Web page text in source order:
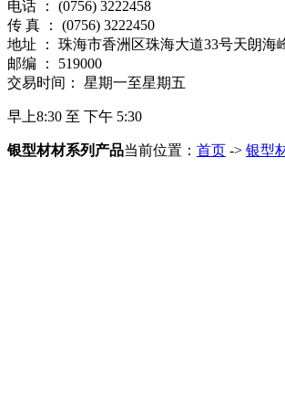
电话 ： (0756) 3222458
传 真 ： (0756) 3222450
地址 ： 珠海市香洲区珠海大道33号天朗海
邮编 ： 519000
交易时间： 星期一至星期五
早上8:30 至 下午 5:30
银型材材系列产品当前位置： 首页 -> 银型